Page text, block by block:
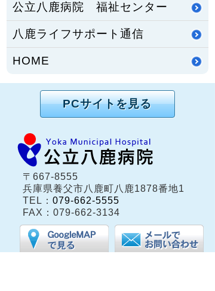
公立八鹿病院 福祉センター
八鹿ライフサポート通信
HOME
PCサイトを見る
〒667-8555
兵庫県養父市八鹿町八鹿1878番地1
TEL： 079-662-5555
FAX：079-662-3134